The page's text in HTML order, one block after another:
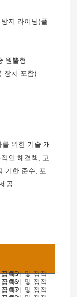
지 라이닝(플
원뿔형
장치 포함)
위한 기술 개
인 해결책, 고
기한 준수, 포
공